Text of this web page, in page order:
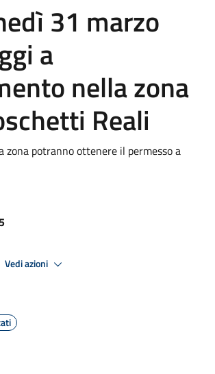
31 marzo
a
nella zona
Reali
zona potranno ottenere il permesso a
Vedi azioni